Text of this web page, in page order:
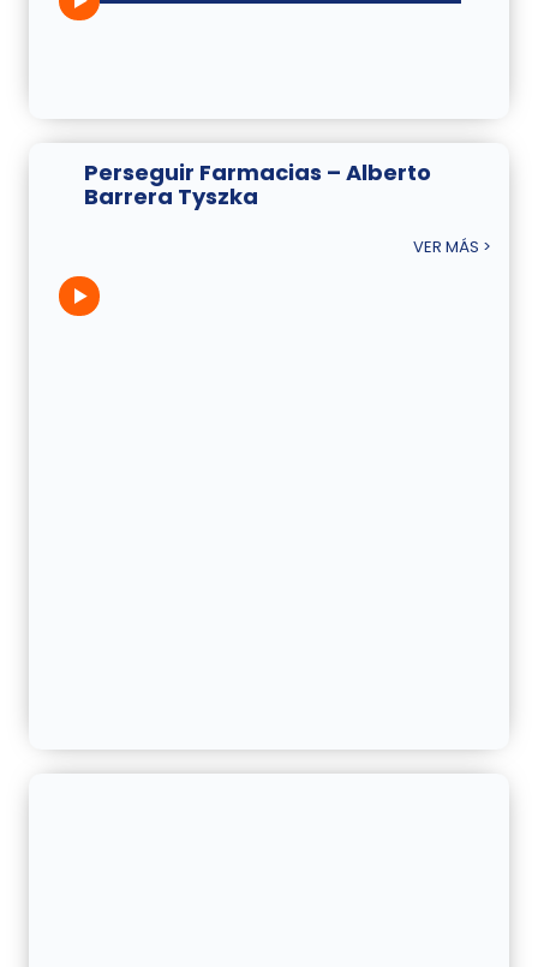
Perseguir Farmacias – Alberto
Barrera Tyszka
VER MÁS >